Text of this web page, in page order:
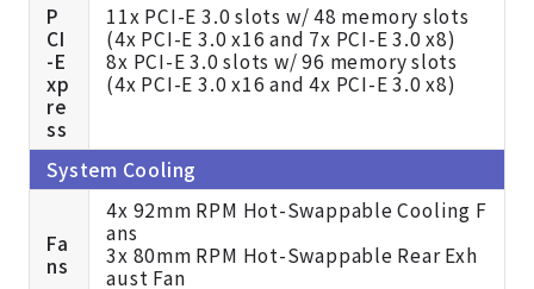
P
CI
-E
xp
re
ss
11x PCI-E 3.0 slots w/ 48 memory slots
(4x PCI-E 3.0 x16 and 7x PCI-E 3.0 x8)
8x PCI-E 3.0 slots w/ 96 memory slots
(4x PCI-E 3.0 x16 and 4x PCI-E 3.0 x8)
System Cooling
Fa
ns
4x 92mm RPM Hot-Swappable Cooling F
ans
3x 80mm RPM Hot-Swappable Rear Exh
aust Fan